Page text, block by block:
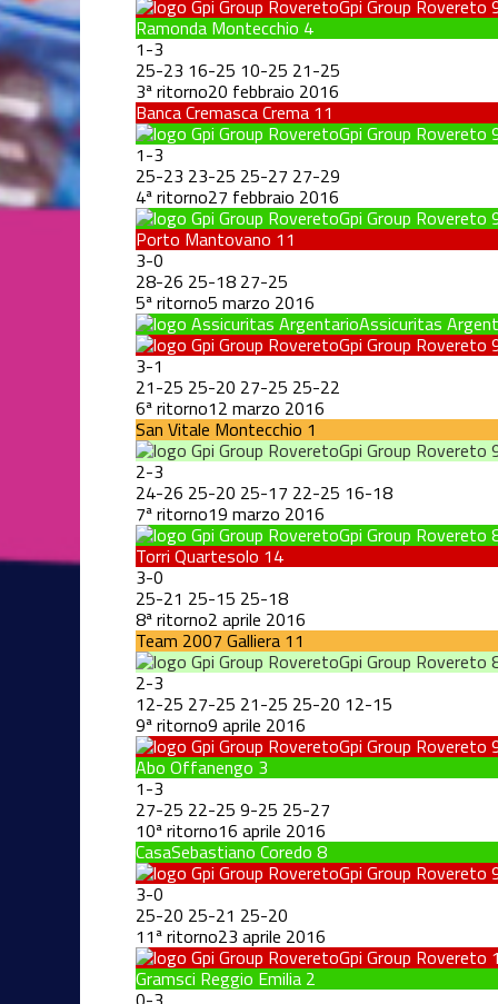
Gpi Group Rovereto
Ramonda Montecchio 4
1-3
25-23 16-25 10-25 21-25
3ª ritorno20 febbraio 2016
Banca Cremasca Crema 11
Gpi Group Rovereto
1-3
25-23 23-25 25-27 27-29
4ª ritorno27 febbraio 2016
Gpi Group Rovereto
Porto Mantovano 11
3-0
28-26 25-18 27-25
5ª ritorno5 marzo 2016
Assicuritas
Gpi Group Rovereto
3-1
21-25 25-20 27-25 25-22
6ª ritorno12 marzo 2016
San Vitale Montecchio 1
Gpi Group Rovereto
2-3
24-26 25-20 25-17 22-25 16-18
7ª ritorno19 marzo 2016
Gpi Group Rovereto
Torri Quartesolo 14
3-0
25-21 25-15 25-18
8ª ritorno2 aprile 2016
Team 2007 Galliera 11
Gpi Group Rovereto
2-3
12-25 27-25 21-25 25-20 12-15
9ª ritorno9 aprile 2016
Gpi Group Rovereto
Abo Offanengo 3
1-3
27-25 22-25 9-25 25-27
10ª ritorno16 aprile 2016
CasaSebastiano Coredo 8
Gpi Group Rovereto
3-0
25-20 25-21 25-20
11ª ritorno23 aprile 2016
Gpi Group Rovereto
Gramsci Reggio Emilia 2